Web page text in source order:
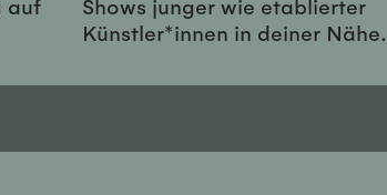
auf
Shows junger wie etablierter
Künstler*innen in deiner Nähe.